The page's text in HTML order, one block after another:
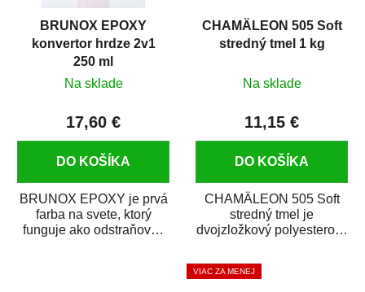
BRUNOX EPOXY
konvertor hrdze 2v1
250 ml
Na sklade
17,60 €
DO KOŠÍKA
BRUNOX EPOXY je prvá
farba na svete, ktorý
funguje ako odstraňovač
CHAMÄLEON 505 Soft
stredný tmel 1 kg
Na sklade
11,15 €
DO KOŠÍKA
CHAMÄLEON 505 Soft
stredný tmel je
dvojzložkový polyesterový
menšie nerovnosti. Má...
VIAC ZA MENEJ